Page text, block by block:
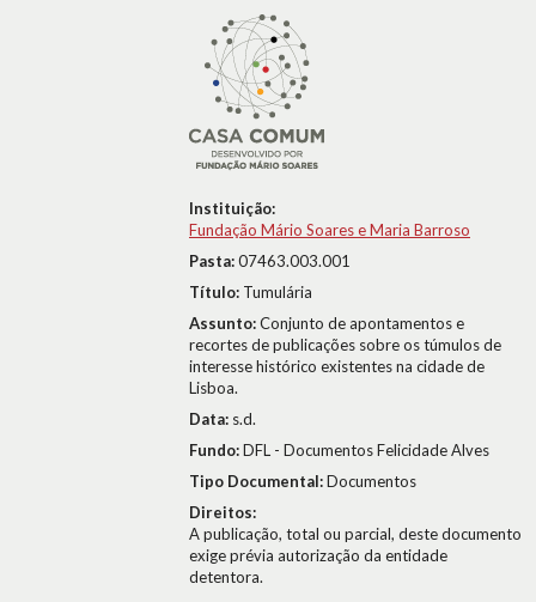
Instituição:
Fundação Mário Soares e Maria Barroso
Pasta:07463.003.001
Título: Tumulária
Assunto:Conjunto de apontamentos e
recortes de publicações sobre os túmulos de
interesse histórico existentes na cidade de
Lisboa.
Data: s.d.
Fundo:DFL - Documentos Felicidade Alves
Tipo Documental:Documentos
Direitos:
A publicação, total ou parcial, deste documento
exige prévia autorização da entidade
detentora.